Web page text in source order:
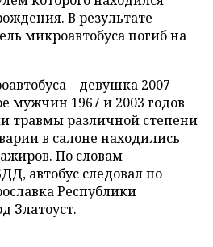
В результате
микроавтобуса погиб на
– девушка 2007
мужчин 1967 и 2003 годов
травмы различной степени
в салоне находились
По словам
автобус следовал по
Республики
Златоуст.